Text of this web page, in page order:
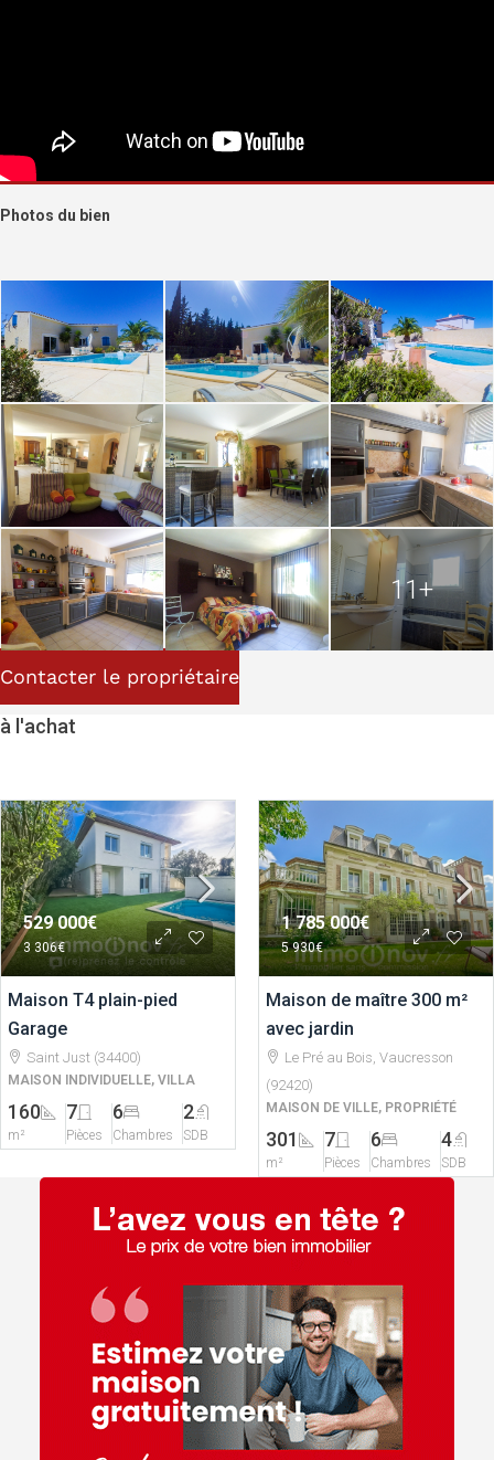
Photos du bien
11+
Contacter le propriétaire
à l'achat
529 000€
3 306€
Maison T4 plain-pied
Garage
Saint Just (34400)
MAISON INDIVIDUELLE, VILLA
160
m²
7
Pièces
6
Chambres
2
SDB
1 785 000€
5 930€
Maison de maître 300 m²
avec jardin
Le Pré au Bois, Vaucresson
(92420)
MAISON DE VILLE, PROPRIÉTÉ
301
m²
7
Pièces
6
Chambres
4
SDB